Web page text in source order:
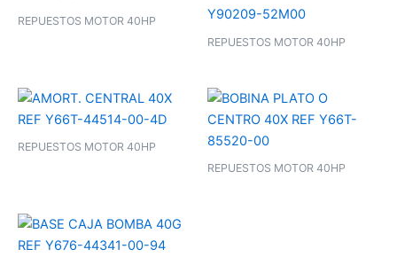
REPUESTOS MOTOR 40HP
REPUESTOS MOTOR 40HP
REPUESTOS MOTOR 40HP
REPUESTOS MOTOR 40HP